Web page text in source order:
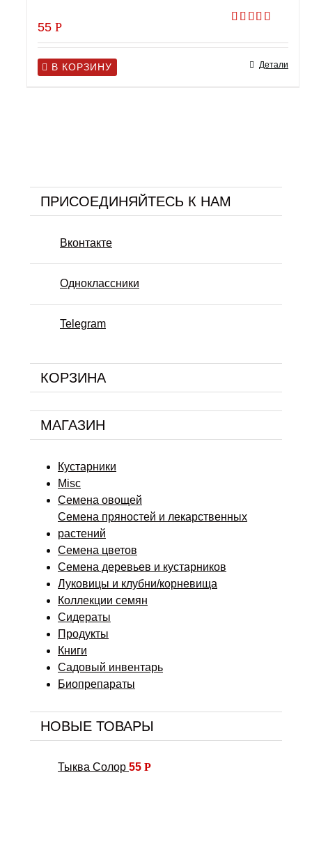
5.00из 5
55 Р
В КОРЗИНУ Детали
ПРИСОЕДИНЯЙТЕСЬ К НАМ
Вконтакте
Одноклассники
Telegram
КОРЗИНА
МАГАЗИН
Кустарники
Misc
Семена овощей
Семена пряностей и лекарственных
растений
Семена цветов
Семена деревьев и кустарников
Луковицы и клубни/корневища
Коллекции семян
Сидераты
Продукты
Книги
Садовый инвентарь
Биопрепараты
НОВЫЕ ТОВАРЫ
Тыква Солор 55 Р